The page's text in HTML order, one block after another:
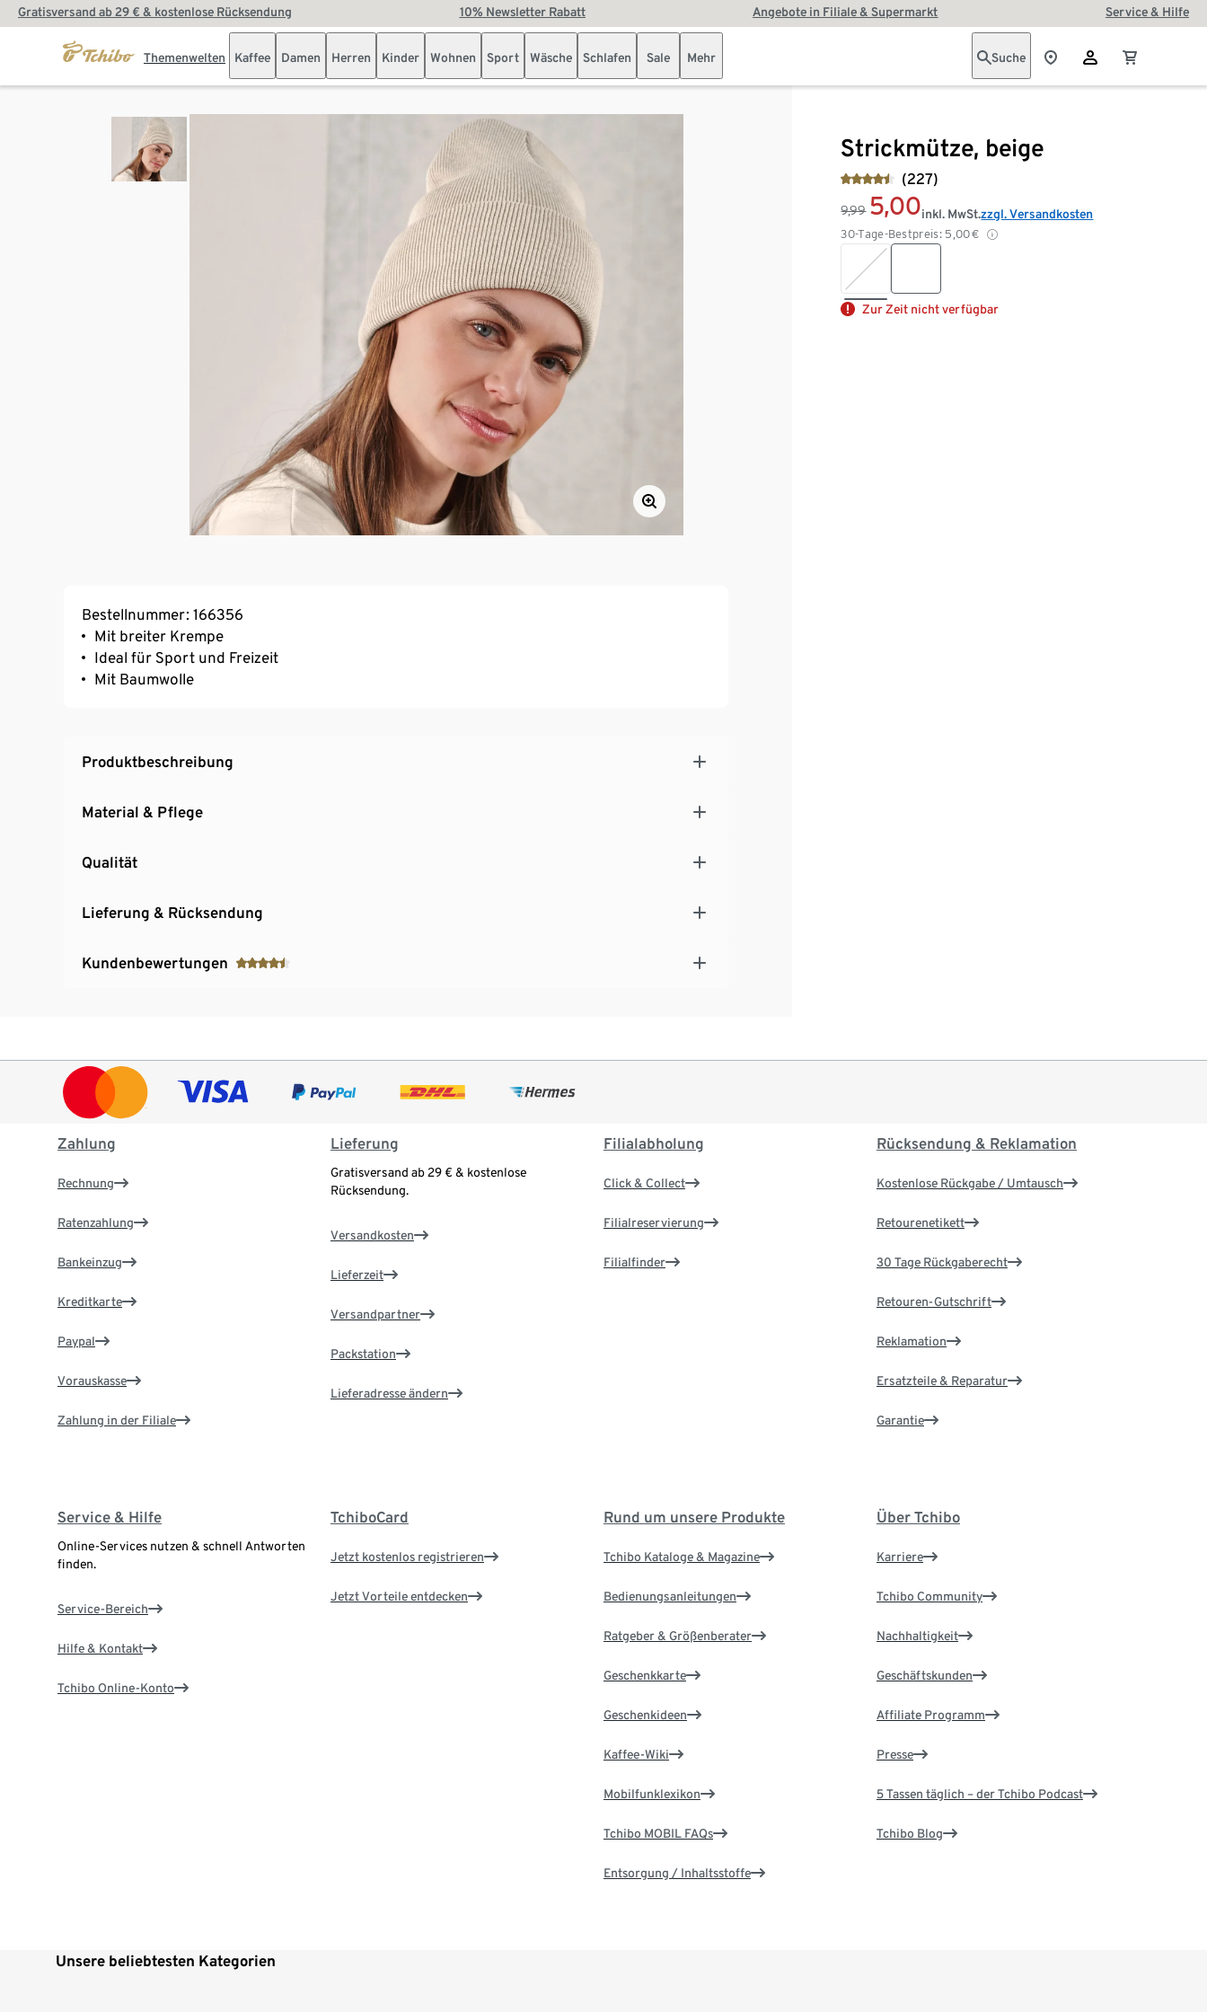
Gratisversand ab 29 € & kostenlose Rücksendung 10% Newsletter Rabatt Angebote in Filiale & Supermarkt Service & Hilfe
Themenwelten Kaffee Damen Herren Kinder Wohnen Sport Wäsche Schlafen Sale Mehr Suche
Strickmütze, beige
(227)
9,99 5,00
30-Tage-Bestpreis: 5,00€
inkl. MwSt.zzgl. Versandkosten
Zur Zeit nicht verfügbar
Bestellnummer: 166356
Mit breiter Krempe
Ideal für Sport und Freizeit
Mit Baumwolle
Produktbeschreibung
Material & Pflege
Qualität
Lieferung & Rücksendung
Kundenbewertungen
Zahlung
Rechnung
Ratenzahlung
Bankeinzug
Kreditkarte
Paypal
Vorauskasse
Zahlung in der Filiale
Lieferung
Gratisversand ab 29 € & kostenlose
Rücksendung.
Versandkosten
Lieferzeit
Versandpartner
Packstation
Lieferadresse ändern
Filialabholung
Click & Collect
Filialreservierung
Filialfinder
Rücksendung & Reklamation
Kostenlose Rückgabe / Umtausch
Retourenetikett
30 Tage Rückgaberecht
Retouren-Gutschrift
Reklamation
Ersatzteile & Reparatur
Garantie
Service & Hilfe
Online-Services nutzen & schnell Antworten
finden.
Service-Bereich
Hilfe & Kontakt
Tchibo Online-Konto
TchiboCard
Jetzt kostenlos registrieren
Jetzt Vorteile entdecken
Rund um unsere Produkte
Tchibo Kataloge & Magazine
Bedienungsanleitungen
Ratgeber & Größenberater
Geschenkkarte
Geschenkideen
Kaffee-Wiki
Mobilfunklexikon
Tchibo MOBIL FAQs
Entsorgung / Inhaltsstoffe
Über Tchibo
Karriere
Tchibo Community
Nachhaltigkeit
Geschäftskunden
Affiliate Programm
Presse
5 Tassen täglich – der Tchibo Podcast
Tchibo Blog
Unsere beliebtesten Kategorien